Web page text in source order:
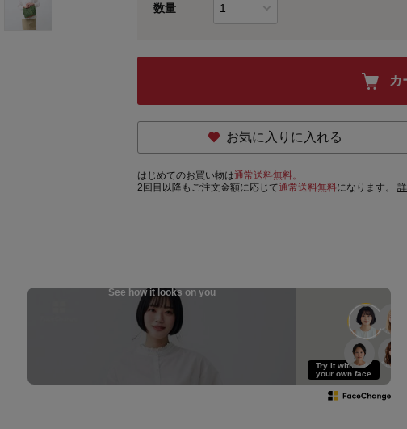
数量
カ
お気に入りに入れる
はじめてのお買い物は通常送料無料。
2回目以降もご注文金額に応じて通常送料無料になります。
See how it looks on you
Try it with
your own face